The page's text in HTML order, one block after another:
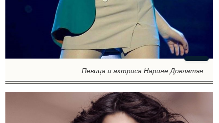
Певица и актриса Нарине Довлатян